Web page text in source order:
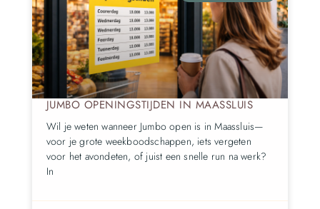
JUMBO OPENINGSTIJDEN IN MAASSLUIS
Wil je weten wanneer Jumbo open is in Maassluis—
voor je grote weekboodschappen, iets vergeten
voor het avondeten, of juist een snelle run na werk?
In